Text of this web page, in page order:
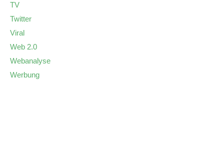
TV
Twitter
Viral
Web 2.0
Webanalyse
Werbung